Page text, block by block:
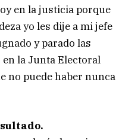
en la justicia porque
yo les dije a mi jefe
y parado las
la Junta Electoral
no puede haber nunca